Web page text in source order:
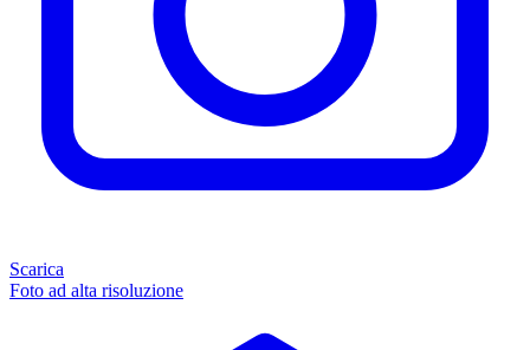
Scarica
Foto ad alta risoluzione